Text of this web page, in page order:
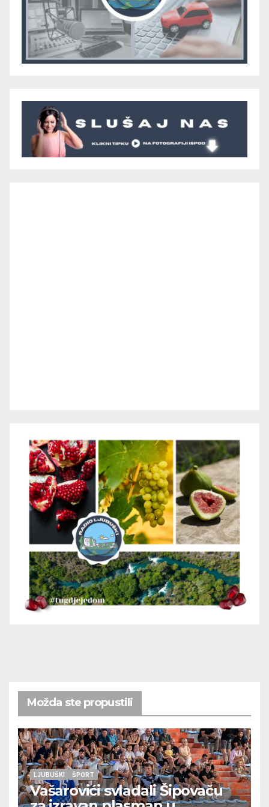
Možda ste propustili
LJUBUŠKI ŠPORT
Vašarovići svladali Šipovaču